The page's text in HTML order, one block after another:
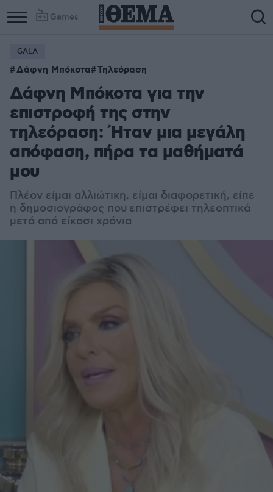
Games
GALA
Δάφνη Μπόκοτα Τηλεόραση
Δάφνη Μπόκοτα για την
επιστροφή της στην
τηλεόραση: Ήταν μια μεγάλη
απόφαση, πήρα τα μαθήματά
μου
Πλέον είμαι αλλιώτικη, είμαι διαφορετική, είπε
η δημοσιογράφος που επιστρέφει τηλεοπτικά
μετά από είκοσι χρόνια